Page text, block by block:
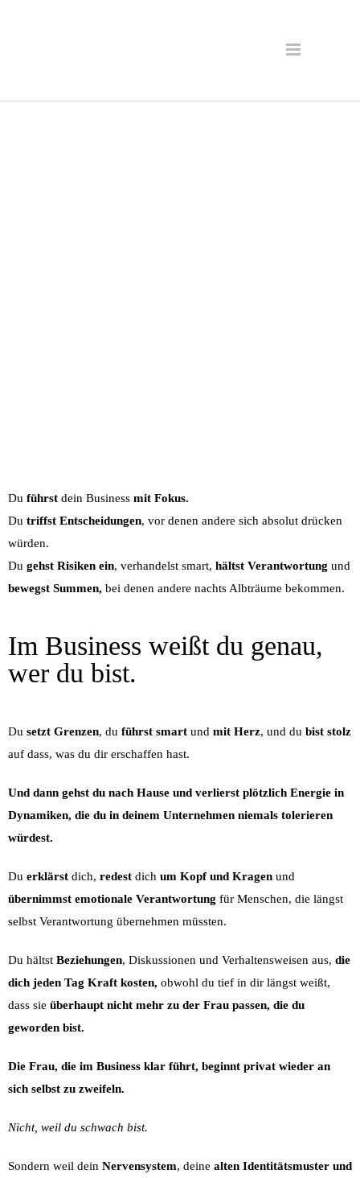
Du führst dein Business mit Fokus.
Du triffst Entscheidungen, vor denen andere sich absolut drücken
würden.
Du gehst Risiken ein, verhandelst smart, hältst Verantwortung und
bewegst Summen, bei denen andere nachts Albträume bekommen.
Im Business weißt du genau,
wer du bist.
Du setzt Grenzen, du führst smart und mit Herz, und du bist stolz
auf dass, was du dir erschaffen hast.
Und dann gehst du nach Hause und verlierst plötzlich Energie in
Dynamiken, die du in deinem Unternehmen niemals tolerieren
würdest.
Du erklärst dich, redest dich um Kopf und Kragen und
übernimmst emotionale Verantwortung für Menschen, die längst
selbst Verantwortung übernehmen müssten.
Du hältst Beziehungen, Diskussionen und Verhaltensweisen aus, die
dich jeden Tag Kraft kosten, obwohl du tief in dir längst weißt,
dass sie überhaupt nicht mehr zu der Frau passen, die du
geworden bist.
Die Frau, die im Business klar führt, beginnt privat wieder an
sich selbst zu zweifeln.
Nicht, weil du schwach bist.
Sondern weil dein Nervensystem, deine alten Identitätsmuster und